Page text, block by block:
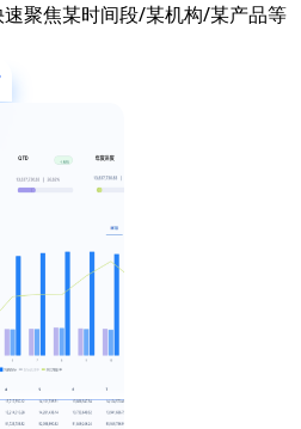
聚焦某时间段/某机构/某产品等